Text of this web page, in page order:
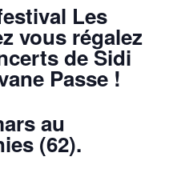
Les
vous régalez
de Sidi
Passe !
au
(62).